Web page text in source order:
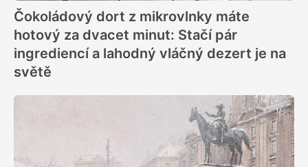
Čokoládový dort z mikrovlnky máte
hotový za dvacet minut: Stačí pár
ingrediencí a lahodný vláčný dezert je na
světě